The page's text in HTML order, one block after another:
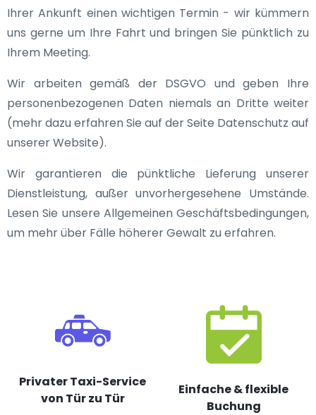
Ihrer Ankunft einen wichtigen Termin - wir kümmern
uns gerne um Ihre Fahrt und bringen Sie pünktlich zu
Ihrem Meeting.
Wir arbeiten gemäß der DSGVO und geben Ihre
personenbezogenen Daten niemals an Dritte weiter
(mehr dazu erfahren Sie auf der Seite Datenschutz auf
unserer Website).
Wir garantieren die pünktliche Lieferung unserer
Dienstleistung, außer unvorhergesehene Umstände.
Lesen Sie unsere Allgemeinen Geschäftsbedingungen,
um mehr über Fälle höherer Gewalt zu erfahren.
Privater Taxi-Service
von Tür zu Tür
Einfache & flexible
Buchung